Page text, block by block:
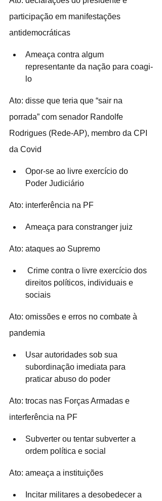
participação em manifestações
antidemocráticas
Ameaça contra algum
representante da nação para coagi-
lo
Ato: disse que teria que “sair na
porrada” com senador Randolfe
Rodrigues (Rede-AP), membro da CPI
da Covid
Opor-se ao livre exercício do
Poder Judiciário
Ato: interferência na PF
Ameaça para constranger juiz
Ato: ataques ao Supremo
direitos políticos, individuais e
sociais
Ato: omissões e erros no combate à
pandemia
Usar autoridades sob sua
subordinação imediata para
praticar abuso do poder
Ato: trocas nas Forças Armadas e
interferência na PF
Subverter ou tentar subverter a
ordem política e social
Ato: ameaça a instituições
Incitar militares a desobedecer a